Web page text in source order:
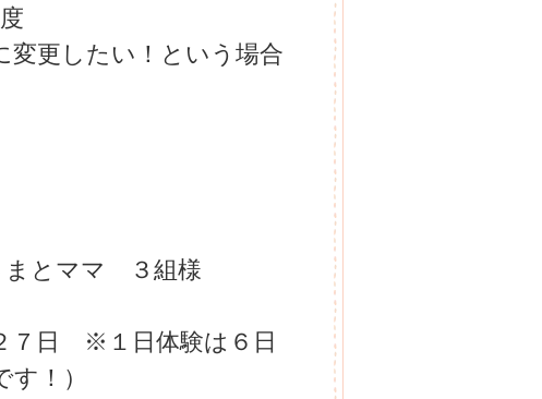
変更したい！という場合
まとママ ３組様
７日 ※１日体験は６日
！）